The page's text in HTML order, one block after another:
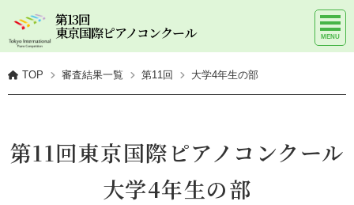
第13回
東京国際ピアノコンクール
TOP 審査結果一覧 第11回 大学4年生の部
第11回東京国際ピアノコンクール
大学4年生の部